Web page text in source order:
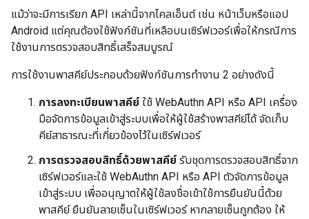
แม้ว่าจะมีการเรียก API เหล่านี้จากไคลเอ็นต์ เช่น หน้าเว็บหรือแอป
Android แต่คุณต้องใช้ฟังก์ชันที่เหลือบนเซิร์ฟเวอร์เพื่อให้กรณีการ
ใช้งานการตรวจสอบสิทธิ์เสร็จสมบูรณ์
การใช้งานพาสคีย์ประกอบด้วยฟังก์ชันการทำงาน 2 อย่างดังนี้
การลงทะเบียนพาสคีย์ ใช้ WebAuthn API หรือ API เครื่อง
มือจัดการข้อมูลเข้าสู่ระบบเพื่อให้ผู้ใช้สร้างพาสคีย์ได้ จัดเก็บ
คีย์สาธารณะที่เกี่ยวข้องไว้ในเซิร์ฟเวอร์
การตรวจสอบสิทธิ์ด้วยพาสคีย์ รับชุดการตรวจสอบสิทธิ์จาก
เซิร์ฟเวอร์และใช้ WebAuthn API หรือ API ตัวจัดการข้อมูล
เข้าสู่ระบบ เพื่ออนุญาตให้ผู้ใช้ลงชื่อเข้าใช้การยืนยันนี้ด้วย
พาสคีย์ ยืนยันลายเซ็นในเซิร์ฟเวอร์ หากลายเซ็นถูกต้อง ให้